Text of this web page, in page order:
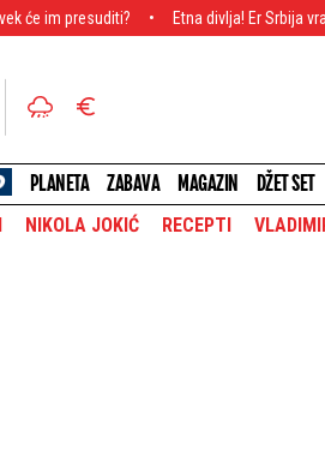
Etna divlja! Er Srbija vratila ljude u
PLANETA ZABAVA MAGAZIN DŽET SET
NIKOLA JOKIĆ RECEPTI